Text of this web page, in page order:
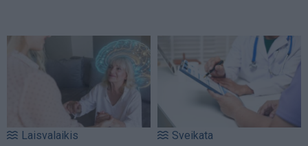
Laisvalaikis Sveikata